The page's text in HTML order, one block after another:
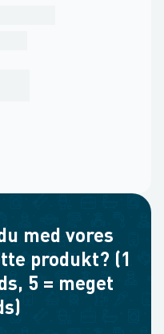
med vores
produkt? (1
5 = meget